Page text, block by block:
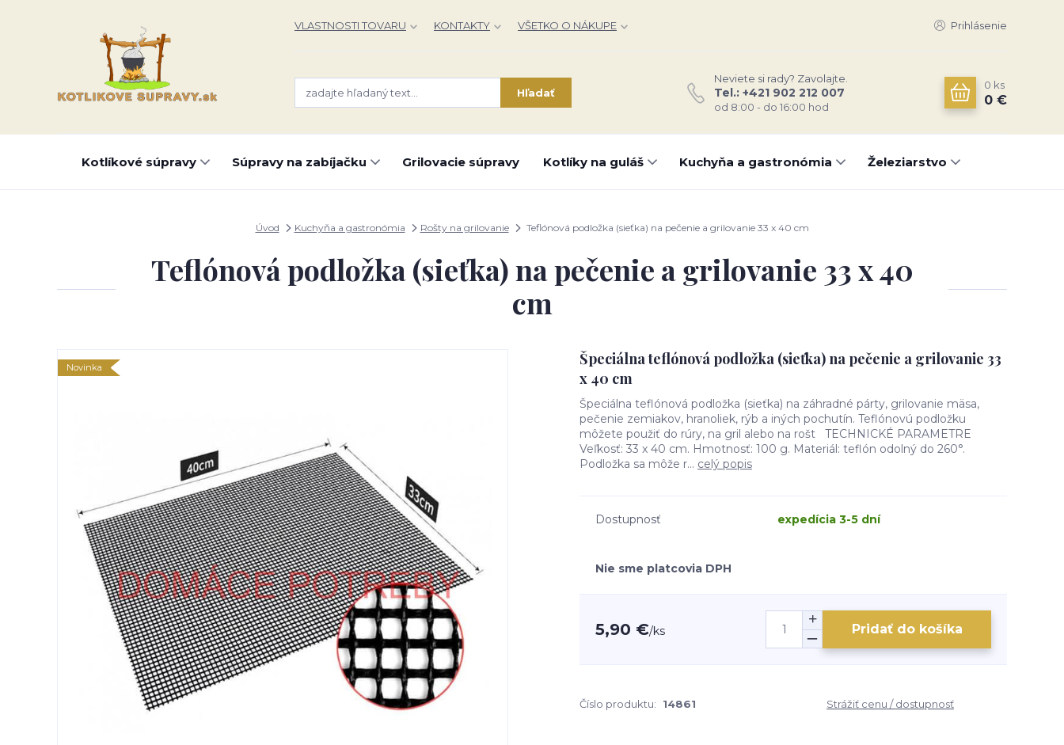
VLASTNOSTI TOVARU KONTAKTY VŠETKO O NÁKUPE Prihlásenie
Hľadať
Neviete si rady? Zavolajte.
Tel.: +421 902 212 007
od 8:00 - do 16:00 hod
0 ks
0 €
Kotlíkové súpravy Súpravy na zabíjačku Grilovacie súpravy Kotlíky na guláš Kuchyňa a gastronómia Železiarstvo
Úvod Kuchyňa a gastronómia Rošty na grilovanie Teflónová podložka (sieťka) na pečenie a grilovanie 33 x 40 cm
Teflónová podložka (sieťka) na pečenie a grilovanie 33 x 40
cm
Novinka
Špeciálna teflónová podložka (sieťka) na pečenie a grilovanie 33
x 40 cm
Špeciálna teflónová podložka (sieťka) na záhradné párty, grilovanie mäsa,
pečenie zemiakov, hranoliek, rýb a iných pochutín. Teflónovú podložku
môžete použiť do rúry, na gril alebo na rošt TECHNICKÉ PARAMETRE
Veľkosť: 33 x 40 cm. Hmotnosť: 100 g. Materiál: teflón odolný do 260°.
Podložka sa môže r... celý popis
Dostupnosť expedícia 3-5 dní
Nie sme platcovia DPH
5,90 €/ks Pridať do košíka
Číslo produktu: 14861 Strážiť cenu / dostupnosť